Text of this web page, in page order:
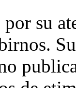
por su